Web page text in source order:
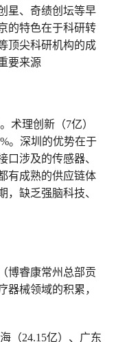
星、奇绩创坛等早
的特色在于科研转
顶尖科研机构的成
要来源
术理创新（7亿）
。深圳的优势在于
涉及的传感器、
有成熟的供应链体
，缺乏强脑科技、
博睿康常州总部贡
器械领域的积累，
（24.15亿）、广东